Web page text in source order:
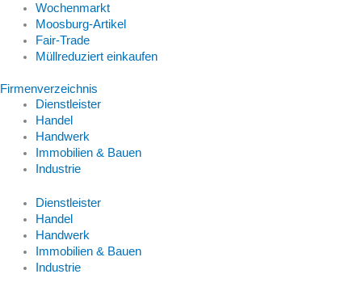
Wochenmarkt
Moosburg-Artikel
Fair-Trade
Müllreduziert einkaufen
Firmenverzeichnis
Dienstleister
Handel
Handwerk
Immobilien & Bauen
Industrie
Dienstleister
Handel
Handwerk
Immobilien & Bauen
Industrie